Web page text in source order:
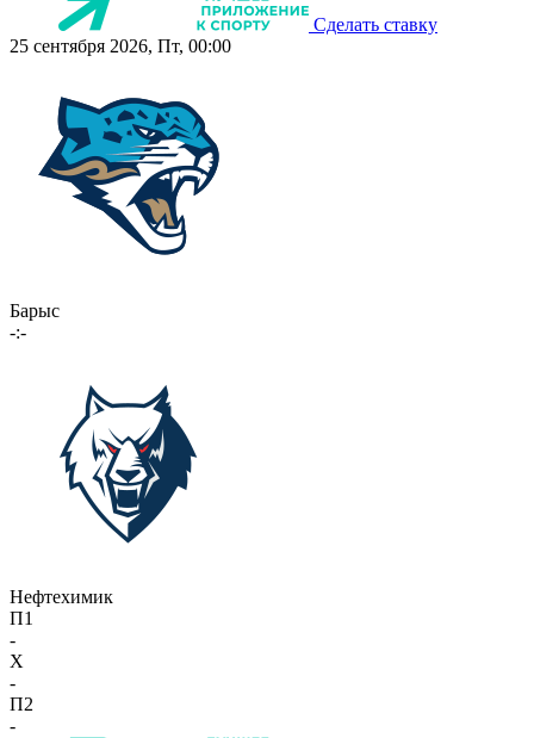
Сделать ставку
25 сентября 2026, Пт, 00:00
Барыс
-:-
Нефтехимик
П1
-
X
-
П2
-